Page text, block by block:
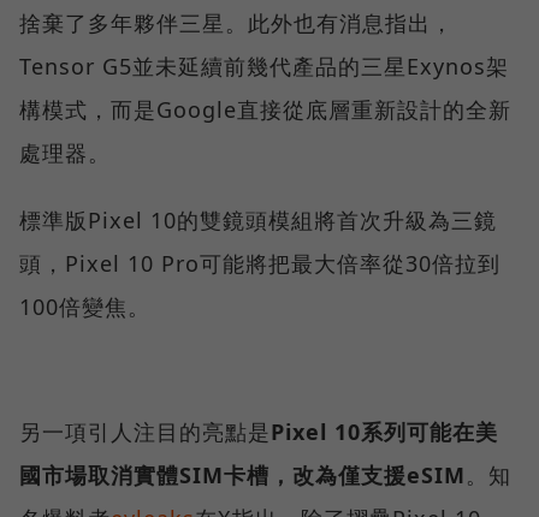
捨棄了多年夥伴三星。此外也有消息指出，
Tensor G5並未延續前幾代產品的三星Exynos架
構模式，而是Google直接從底層重新設計的全新
處理器。
標準版Pixel 10的雙鏡頭模組將首次升級為三鏡
頭，Pixel 10 Pro可能將把最大倍率從30倍拉到
100倍變焦。
另一項引人注目的亮點是Pixel 10系列可能在美
國市場取消實體SIM卡槽，改為僅支援eSIM。知